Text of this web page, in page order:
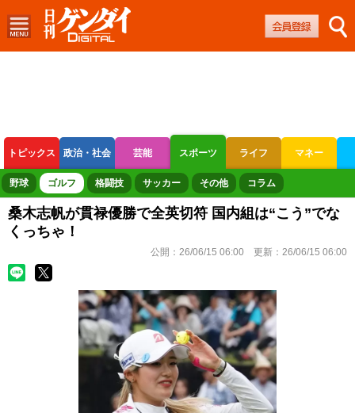
トピックス 政治・社会 芸能 スポーツ ライフ マネー
ボートレース 競輪 オートレース
野球 ゴルフ 格闘技 サッカー その他 コラム
桑木志帆が貫禄優勝で全英切符 国内組は“こう”でな
くっちゃ！
公開： 26/06/15 06:00 更新： 26/06/15 06:00